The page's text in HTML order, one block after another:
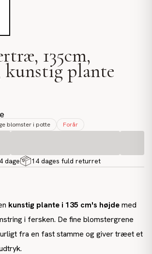
135cm,
kunstig plante
blomster i potte Forår
dage 14 dages fuld returret
kunstig plante i 135 cm's højdemed
i fersken. De fine blomstergrene
fra en fast stamme og giver træet et